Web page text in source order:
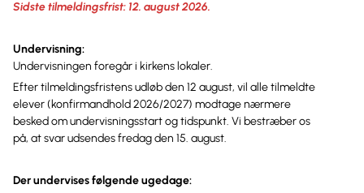
Sidste tilmeldingsfrist: 12. august 2026.
Undervisning:
Undervisningen foregår i kirkens lokaler.
Efter tilmeldingsfristens udløb den 12 august, vil alle tilmeldte
elever (konfirmandhold 2026/2027) modtage nærmere
besked om undervisningsstart og tidspunkt. Vi bestræber os
på, at svar udsendes fredag den 15. august.
Der undervises følgende ugedage: